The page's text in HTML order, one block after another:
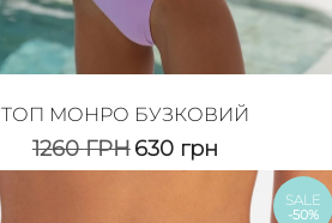
ТОП МОНРО БУЗКОВИЙ
1260ГРН630 грн
SALE
-50%